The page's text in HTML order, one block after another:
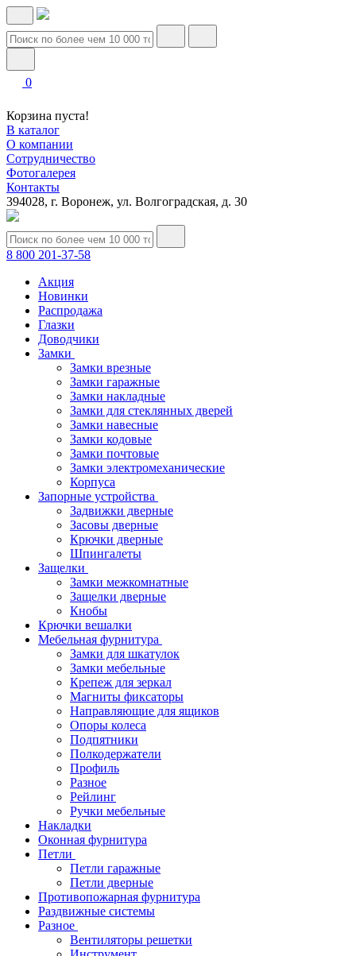
0
Корзина пуста!
В каталог
О компании
Сотрудничество
Фотогалерея
Контакты
394028, г. Воронеж, ул. Волгоградская, д. 30
8 800 201-37-58
Акция
Новинки
Распродажа
Глазки
Доводчики
Замки
Замки врезные
Замки гаражные
Замки накладные
Замки для стеклянных дверей
Замки навесные
Замки кодовые
Замки почтовые
Замки электромеханические
Корпуса
Запорные устройства
Задвижки дверные
Засовы дверные
Крючки дверные
Шпингалеты
Защелки
Замки межкомнатные
Защелки дверные
Кнобы
Крючки вешалки
Мебельная фурнитура
Замки для шкатулок
Замки мебельные
Крепеж для зеркал
Магниты фиксаторы
Направляющие для ящиков
Опоры колеса
Подпятники
Полкодержатели
Профиль
Разное
Рейлинг
Ручки мебельные
Накладки
Оконная фурнитура
Петли
Петли гаражные
Петли дверные
Противопожарная фурнитура
Раздвижные системы
Разное
Вентиляторы решетки